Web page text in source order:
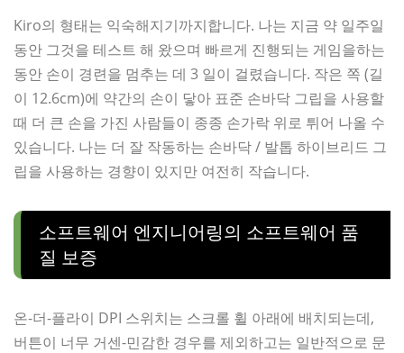
Kiro의 형태는 익숙해지기까지합니다. 나는 지금 약 일주일
동안 그것을 테스트 해 왔으며 빠르게 진행되는 게임을하는
동안 손이 경련을 멈추는 데 3 일이 걸렸습니다. 작은 쪽 (길
이 12.6cm)에 약간의 손이 닿아 표준 손바닥 그립을 사용할
때 더 큰 손을 가진 사람들이 종종 손가락 위로 튀어 나올 수
있습니다. 나는 더 잘 작동하는 손바닥 / 발톱 하이브리드 그
립을 사용하는 경향이 있지만 여전히 작습니다.
소프트웨어 엔지니어링의 소프트웨어 품
질 보증
온-더-플라이 DPI 스위치는 스크롤 휠 아래에 배치되는데,
버튼이 너무 거센-민감한 경우를 제외하고는 일반적으로 문